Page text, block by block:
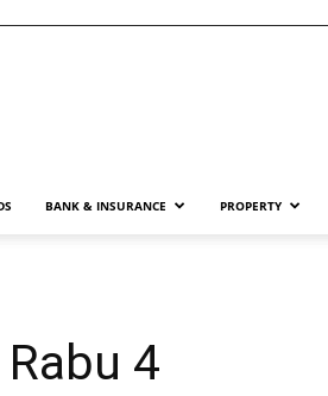
BANK & INSURANCE PROPERTY
4